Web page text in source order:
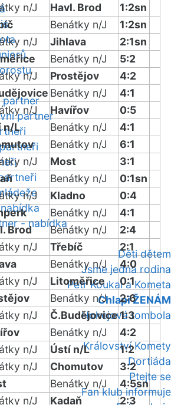
partner
partner
- nabídka
Děti dětem
Jsme jedna rodina
Petr Koukal a Kometa
Chlapi ŽENÁM
Hokejová tombola
Království Komety
Dortiáda
Ptejte se
Fan klub informuje
n/J Havl. Brod
1:2sn
Benátky n/J
1:2sn
n/J Jihlava
2:1sn
Benátky n/J
5:2
n/J Prostějov
4:2
Benátky n/J
4:1
n/J Havířov
0:5
n/L Benátky n/J
4:1
Benátky n/J
6:1
n/J Most
3:1
Benátky n/J
0:1sn
n/J Kladno
0:4
Benátky n/J
4:1
Brod Benátky n/J
2:4
n/J Třebíč
2:1
Benátky n/J
4:0
n/J Litoměřice
0:1
Benátky n/J
2:6
n/J Č.Budějovice1:3
Benátky n/J
4:2
n/J Ústí n/L
1:2
n/J Chomutov
3:2
Benátky n/J
4:5sn
n/J Kadaň
2:3